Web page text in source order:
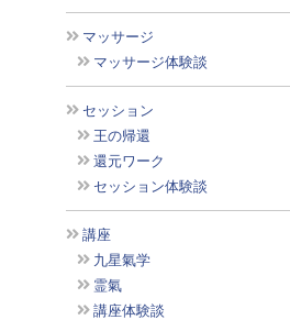
マッサージ
マッサージ体験談
セッション
王の帰還
還元ワーク
セッション体験談
講座
九星氣学
霊氣
講座体験談